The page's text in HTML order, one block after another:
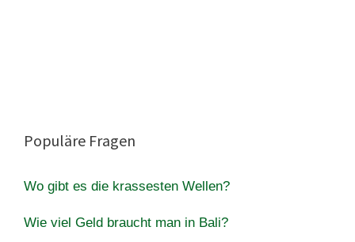
Populäre Fragen
Wo gibt es die krassesten Wellen?
Wie viel Geld braucht man in Bali?